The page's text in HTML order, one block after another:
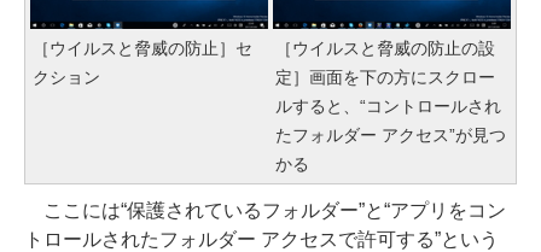
［ウイルスと脅威の防止］セ
クション
［ウイルスと脅威の防止の設
定］画面を下の方にスクロー
ルすると、“コントロールされ
たフォルダー アクセス”が見つ
かる
ここには“保護されているフォルダー”と“アプリをコン
トロールされたフォルダー アクセスで許可する”という